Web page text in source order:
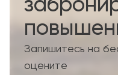
Запишитесь на
оцените